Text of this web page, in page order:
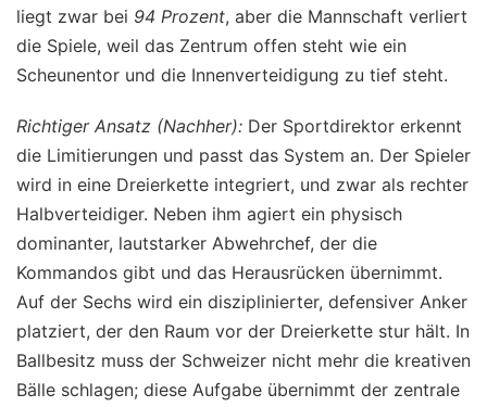
liegt zwar bei 94 Prozent, aber die Mannschaft verliert
die Spiele, weil das Zentrum offen steht wie ein
Scheunentor und die Innenverteidigung zu tief steht.
Richtiger Ansatz (Nachher): Der Sportdirektor erkennt
die Limitierungen und passt das System an. Der Spieler
wird in eine Dreierkette integriert, und zwar als rechter
Halbverteidiger. Neben ihm agiert ein physisch
dominanter, lautstarker Abwehrchef, der die
Kommandos gibt und das Herausrücken übernimmt.
Auf der Sechs wird ein disziplinierter, defensiver Anker
platziert, der den Raum vor der Dreierkette stur hält. In
Ballbesitz muss der Schweizer nicht mehr die kreativen
Bälle schlagen; diese Aufgabe übernimmt der zentrale